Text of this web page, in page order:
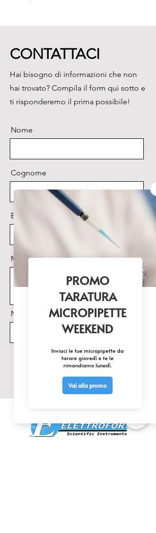
CONTATTACI
Hai bisogno di informazioni che non
hai trovato? Compila il form qui sotto e
ti risponderemo il prima possibile!
Nome
Cognome
Email
Messaggio
Nome Prodotto di interesse
Invia